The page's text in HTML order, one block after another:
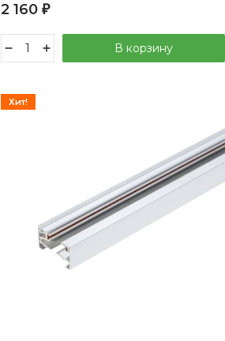
2 160 ₽
В корзину
Хит!